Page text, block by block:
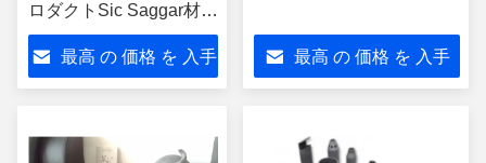
ロダクトSic Saggar材料
を窯で焼きなさい
最高 の 価格 を 入手
最高 の 価格 を 入手